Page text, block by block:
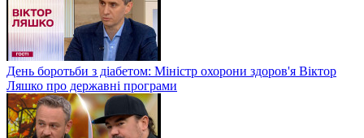
День боротьби з діабетом: Міністр охорони здоров'я Віктор
Ляшко про державні програми